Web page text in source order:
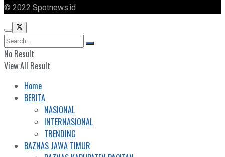
© 2022 Spotnews.id
No Result
View All Result
Home
BERITA
NASIONAL
INTERNASIONAL
TRENDING
BAZNAS JAWA TIMUR